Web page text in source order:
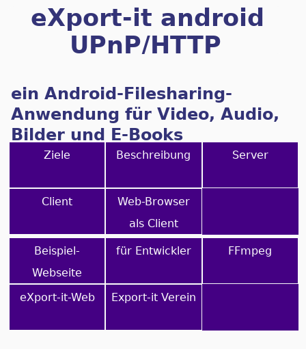
eXport-it android
UPnP/HTTP
ein Android-Filesharing-
Anwendung für Video, Audio,
Bilder und E-Books
Ziele Beschreibung Server
Client
Web-Browser
als Client
Beispiel-
Webseite
für Entwickler FFmpeg
eXport-it-Web Export-it Verein